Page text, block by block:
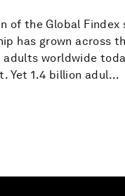
of the Global Findex
has grown across
worldwide
Yet 1.4 billion adul...